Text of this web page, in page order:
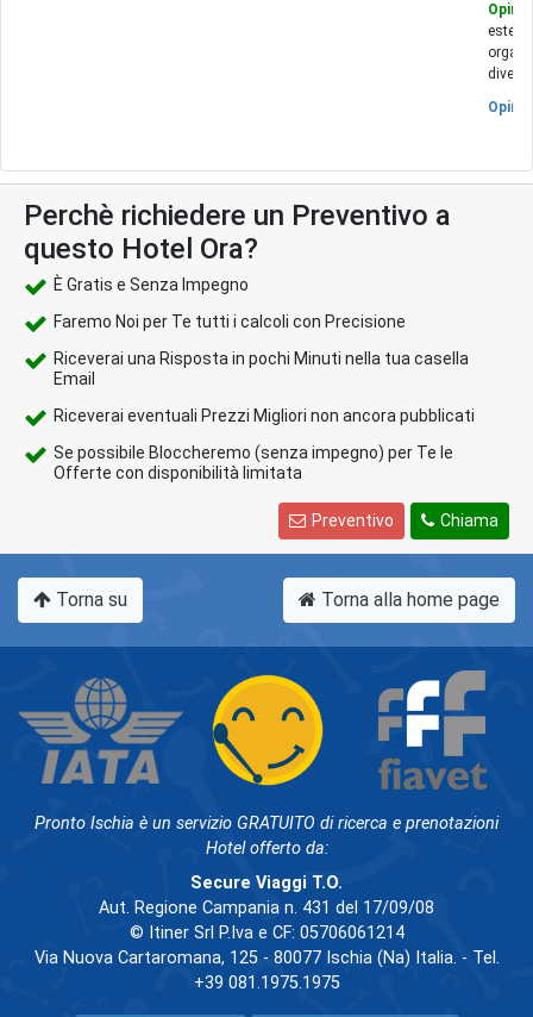
Perchè richiedere un Preventivo a
questo Hotel Ora?
È Gratis e Senza Impegno
Faremo Noi per Te tutti i calcoli con Precisione
Riceverai una Risposta in pochi Minuti nella tua casella
Email
Riceverai eventuali Prezzi Migliori non ancora pubblicati
Se possibile Bloccheremo (senza impegno) per Te le
Offerte con disponibilità limitata
Chiama
Preventivo
Torna su Torna alla home page
Pronto Ischia è un servizio GRATUITO di ricerca e prenotazioni
Hotel offerto da:
Secure Viaggi T.O.
Aut. Regione Campania n. 431 del 17/09/08
© Itiner Srl P.Iva e CF: 05706061214
Via Nuova Cartaromana, 125 - 80077 Ischia (Na) Italia. - Tel.
+39 081.1975.1975